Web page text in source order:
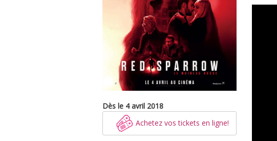
Dès le 4 avril 2018
Achetez vos tickets en ligne!